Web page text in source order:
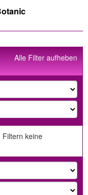
Alle Filter aufheben
Filtern keine